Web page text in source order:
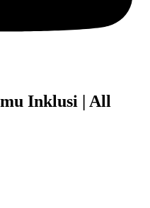
Inklusi | All